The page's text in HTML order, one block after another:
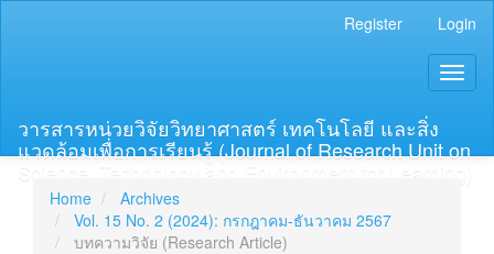
Register Login
วารสารหน่วยวิจัยวิทยาศาสตร์ เทคโนโลยี และสิ่ง
แวดล้อมเพื่อการเรียนรู้ (Journal of Research Unit on
Science, Technology and Environment for Learning)
Home
Archives
Vol. 15 No. 2 (2024): กรกฎาคม-ธันวาคม 2567
บทความวิจัย (Research Article)